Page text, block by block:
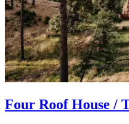
Four Roof House /